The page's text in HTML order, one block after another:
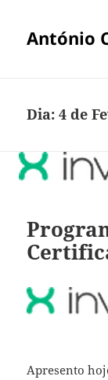
António
Dia:4 de
Apresento